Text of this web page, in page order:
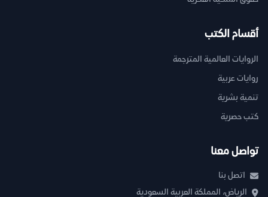
أقسام الكتب
الروايات العالمية المترجمة
روايات عربية
تنمية بشرية
كتب حصرية
تواصل معنا
اتصل بنا
الرياض، المملكة العربية السعودية